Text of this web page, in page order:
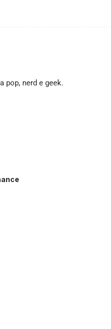
pop, nerd e geek.